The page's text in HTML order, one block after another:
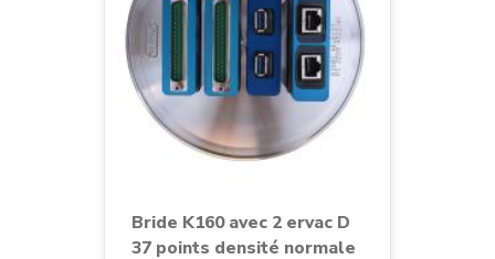
Bride K160 avec 2 ervac D
37 points densité normale